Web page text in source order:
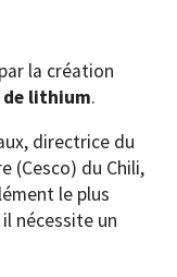
la création
lithium.
directrice du
(Cesco) du Chili,
le plus
nécessite un